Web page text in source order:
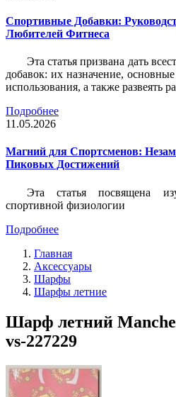
Спортивные Добавки:
Любителей Фитнеса
Эта статья призвана дать
добавок: их назначение,
использования, а также развеять
Подробнее
11.05.2026
Магний для Спортсменов:
Пиковых Достижений
Эта статья посвящена
спортивной физиологии
Подробнее
Главная
Аксессуары
Шарфы
Шарфы летние
Шарф летний
vs-227229